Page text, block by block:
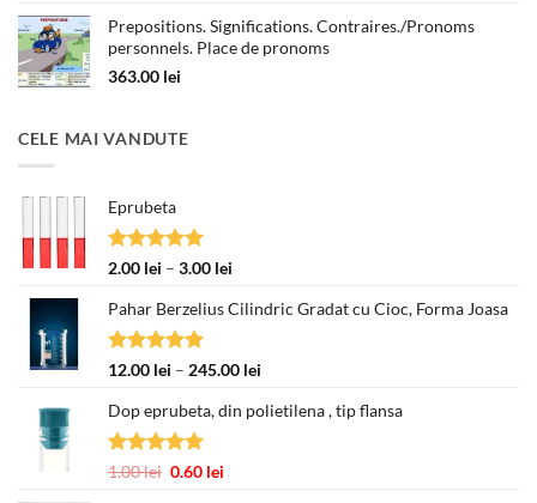
Prepositions. Significations. Contraires./Pronoms
personnels. Place de pronoms
363.00 lei
CELE MAI VANDUTE
Eprubeta
Evaluat la
2.00 lei – 3.00 lei
prețuri:
la
3.00 lei
Pahar Berzelius Cilindric Gradat cu Cioc, Forma Joasa
Evaluat la
12.00 lei – 245.00 lei
prețuri:
Dop eprubeta, din polietilena , tip flansa
Evaluat la
1.00lei Prețul
0.60 lei